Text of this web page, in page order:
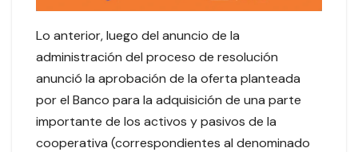
Lo anterior, luego del anuncio de la
administración del proceso de resolución
anunció la aprobación de la oferta planteada
por el Banco para la adquisición de una parte
importante de los activos y pasivos de la
cooperativa (correspondientes al denominado